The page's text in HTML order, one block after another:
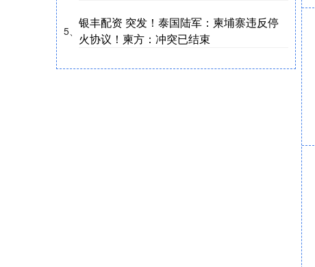
5、
银丰配资 突发！泰国陆军：柬埔寨违反停
火协议！柬方：冲突已结束